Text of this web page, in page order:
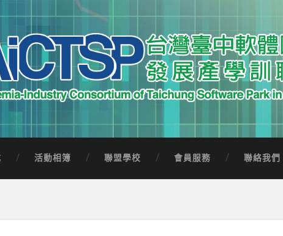
園區發展產學訓聯盟
Software Park in Taiwan
活動相簿 聯盟學校 會員服務 聯絡我們